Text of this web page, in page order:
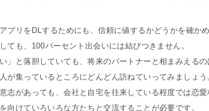
プリをDLするためにも、信頼に値するかどうかを確か
ても、100パーセント出会いには結びつきません。
」と落胆していても、将来のパートナーと相まみえる
が集っているところにどんどん訪ねていってみましょう
志があっても、会社と自宅を往来している程度では恋
向けていろいろな方たちと交流することが必要です。